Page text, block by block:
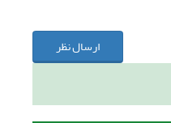
ارسال نظر